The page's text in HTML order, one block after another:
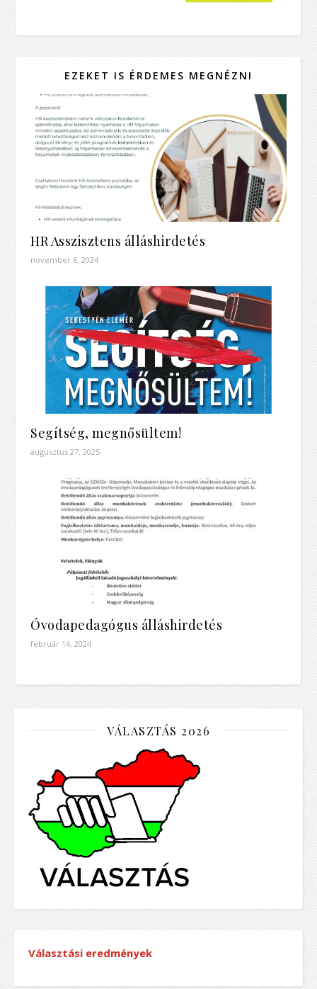
EZEKET IS ÉRDEMES MEGNÉZNI
HR Asszisztens álláshirdetés
november 6, 2024
Segítség, megnősültem!
augusztus 27, 2025
Óvodapedagógus álláshirdetés
február 14, 2024
VÁLASZTÁS 2026
Választási eredmények